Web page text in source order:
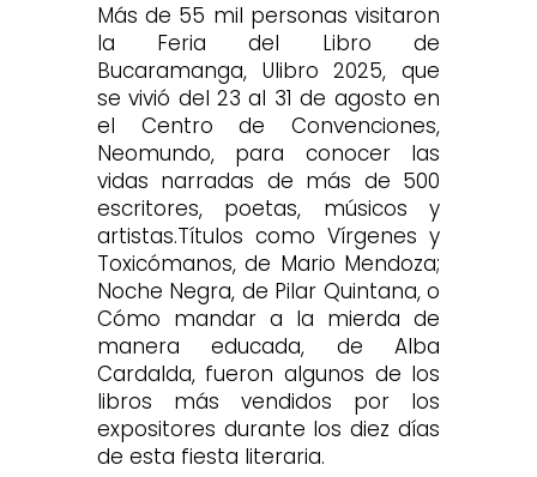
Más de 55 mil personas visitaron
la Feria del Libro de
Bucaramanga, Ulibro 2025, que
se vivió del 23 al 31 de agosto en
el Centro de Convenciones,
Neomundo, para conocer las
vidas narradas de más de 500
escritores, poetas, músicos y
artistas.Títulos como Vírgenes y
Toxicómanos, de Mario Mendoza;
Noche Negra, de Pilar Quintana, o
Cómo mandar a la mierda de
manera educada, de Alba
Cardalda, fueron algunos de los
libros más vendidos por los
expositores durante los diez días
de esta fiesta literaria.